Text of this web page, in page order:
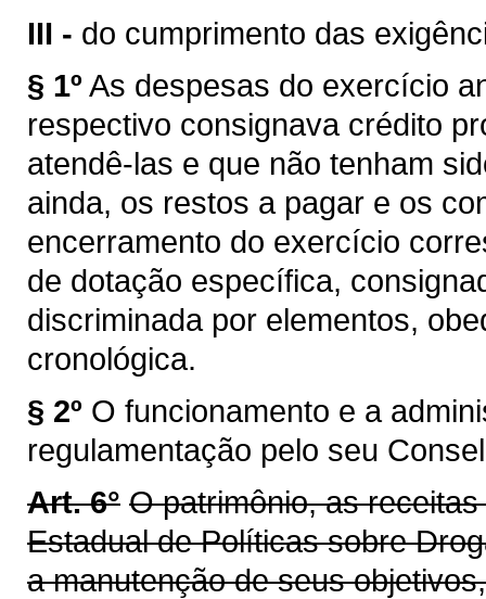
III - do cumprimento das
§ 1º As despesas do exercício
respectivo consignava crédito
atendê-las e que não tenham
ainda, os restos a pagar e os
encerramento do exercício
de dotação específica,
discriminada por elementos,
cronológica.
§ 2º O funcionamento e a
regulamentação pelo seu
Art. 6° O patrimônio, as
Estadual de Políticas sobre
a manutenção de seus